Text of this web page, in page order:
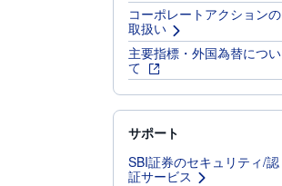
コーポレートアクションの
取扱い
主要指標・外国為替につい
て
サポート
SBI証券のセキュリティ/認
証サービス